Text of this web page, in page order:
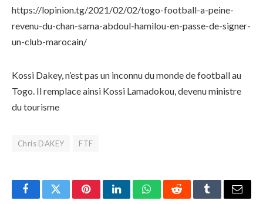
https://lopinion.tg/2021/02/02/togo-football-a-peine-
revenu-du-chan-sama-abdoul-hamilou-en-passe-de-signer-
un-club-marocain/
Kossi Dakey, n’est pas un inconnu du monde de football au
Togo. Il remplace ainsi Kossi Lamadokou, devenu ministre
du tourisme
Chris DAKEY FTF
FacebookTwitterPinterestLinkedInWhatsAppRedditTumblrEmail